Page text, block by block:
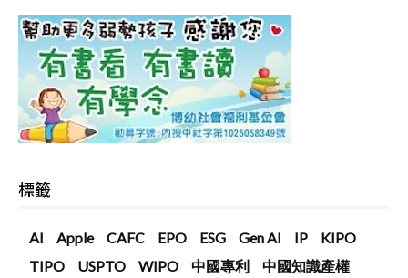
標籤
AI Apple CAFC EPO ESG Gen AI IP
KIPO
TIPO
USPTO WIPO 中國專利
中國知識產權